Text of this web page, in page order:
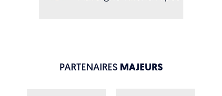
PARTENAIRES MAJEURS